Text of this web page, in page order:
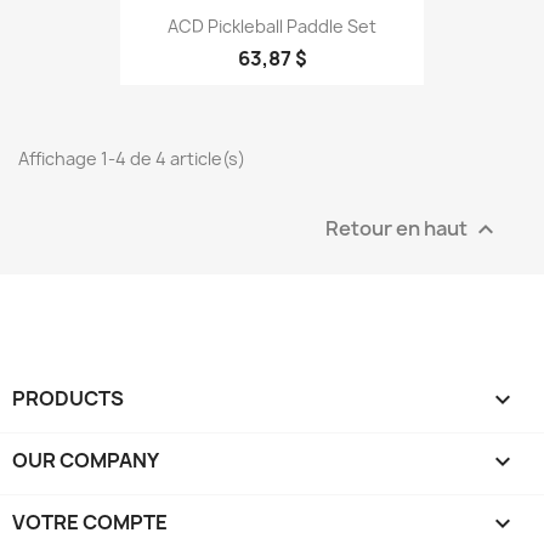
ACD Pickleball Paddle Set
63,87 $
Affichage 1-4 de 4 article(s)
Retour en haut 
PRODUCTS 
OUR COMPANY 
VOTRE COMPTE 